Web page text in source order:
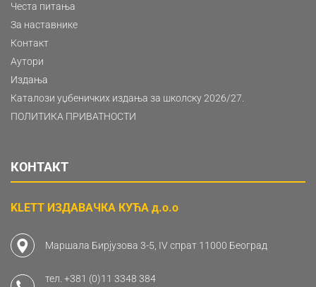
Честа питања
За наставнике
Контакт
Аутори
Издања
Каталози уџбеничких издања за школску 2026/27.
ПОЛИТИКА ПРИВАТНОСТИ
КОНТАКТ
KLETT ИЗДАВАЧКА КУЋА д.о.о
Маршала Бирјузова 3-5, IV спрат 11000 Београд
тел. +381 (0)11 3348 384